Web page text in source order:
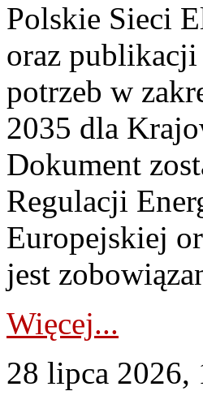
Polskie Sieci
oraz publikacji
potrzeb w
2035 dla
Dokument
Regulacji
Europejskiej
jest
Więcej...
28 lipca 2026,